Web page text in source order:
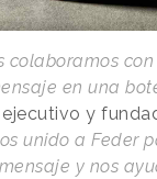
colaboramos
en una
y
unido a Feder
y nos